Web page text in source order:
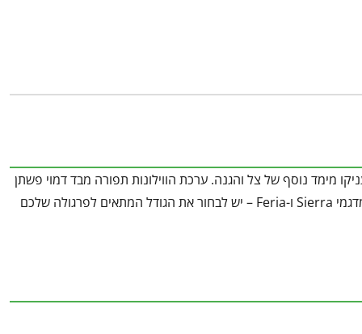
מימד נוסף של צל והגנה. ערכת הווילונות תפורה מבד דמוי פשתן
יוקרתי ואיכותי המתאים למראה הנקי והאלגנטי של הפרגולות, ומתאימה לפרגולות מדגמי Sierra ו-Feria – יש לבחור את הגודל המתאים לפרגולה שלכם